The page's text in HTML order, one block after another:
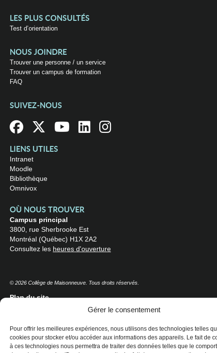
Gérer le consentement
Pour offrir les meilleures expériences, nous utilisons des technologies telles
cookies pour stocker et/ou accéder aux informations des appareils. Le fait de
à ces technologies nous permettra de traiter des données telles que le
LES PLUS CONSULTÉS
Test d’orientation
NOUS JOINDRE
Trouver une personne / un service
Trouver un campus de formation
FAQ
SUIVEZ-NOUS
LIENS UTILES
Intranet
Moodle
Bibliothèque
Omnivox
OÙ NOUS TROUVER
Campus principal
3800, rue Sherbrooke Est
Montréal (Québec) H1X 2A2
Consultez les heures d'ouverture
© 2026 Collège de Maisonneuve. Tous droits réservés.
Plan du site